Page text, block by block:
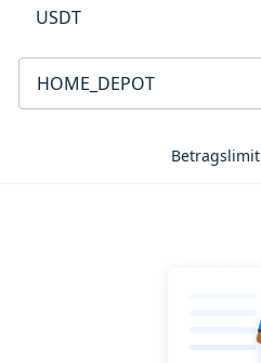
USDT
HOME_DEPOT
Betragslimit